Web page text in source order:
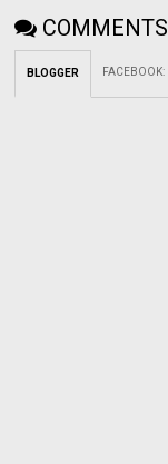
COMMENTS
BLOGGER FACEBOOK: